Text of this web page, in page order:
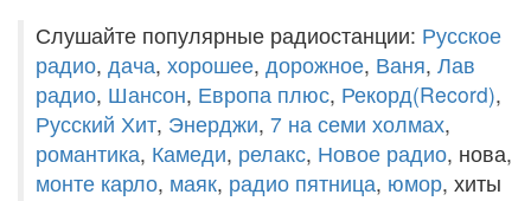
Слушайте популярные радиостанции: Русское
радио, дача, хорошее, дорожное, Ваня, Лав
радио, Шансон, Европа плюс, Рекорд(Record),
Русский Хит, Энерджи, 7 на семи холмах,
романтика, Камеди, релакс, Новое радио, нова,
монте карло, маяк, радио пятница, юмор, хиты